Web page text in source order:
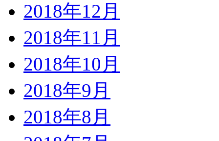
2018年12月
2018年11月
2018年10月
2018年9月
2018年8月